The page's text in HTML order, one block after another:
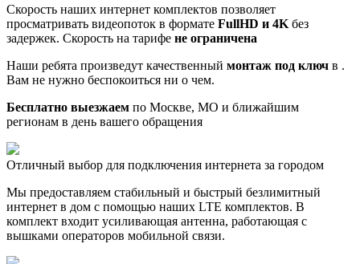
Скорость наших интернет комплектов позволяет
просматривать видеопоток в формате FullHD и 4K без
задержек. Скорость на тарифе не ограничена
Наши ребята произведут качественный монтаж под ключ в .
Вам не нужно беспокоиться ни о чем.
Бесплатно выезжаем по Москве, МО и ближайшим
регионам в день вашего обращения
Отличный выбор для подключения интернета за городом
Мы предоставляем стабильный и быстрый безлимитный
интернет в дом с помощью наших LTE комплектов. В
комплект входит усиливающая антенна, работающая с
вышками операторов мобильной связи.